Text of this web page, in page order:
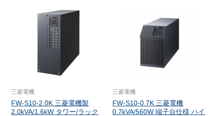
三菱電機
FW-S10-2.0K 三菱電機製
2.0kVA/1.6kW タワー/ラック
三菱電機
FW-S10-0.7K 三菱電機
0.7kVA/560W 端子台仕様 ハイ